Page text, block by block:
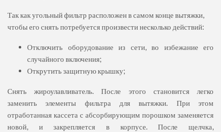
Так как угольный фильтр расположен в самом конце вытяжки,
чтобы его снять потребуется произвести несколько действий:
Отключить оборудование из сети, во избежание его
случайного включения;
Открутить защитную крышку;
Снять жироулавливатель. После этого становится легко
заменить элементы фильтра для вытяжки. При этом
отработанная кассета с абсорбирующим порошком заменяется
новой, и закрепляется в корпусе. После щелчка,